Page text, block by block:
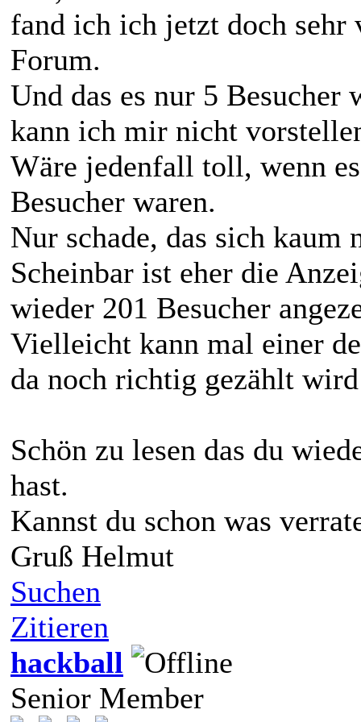
fand ich ich jetzt doch
Forum.
Und das es nur 5 Besucher
kann ich mir nicht
Wäre jedenfall toll, wenn
Besucher waren.
Nur schade, das sich
Scheinbar ist eher die
wieder 201 Besucher
Vielleicht kann mal einer
da noch richtig gezählt
Schön zu lesen das du
hast.
Kannst du schon was
Gruß Helmut
Suchen
Zitieren
hackball
Senior Member